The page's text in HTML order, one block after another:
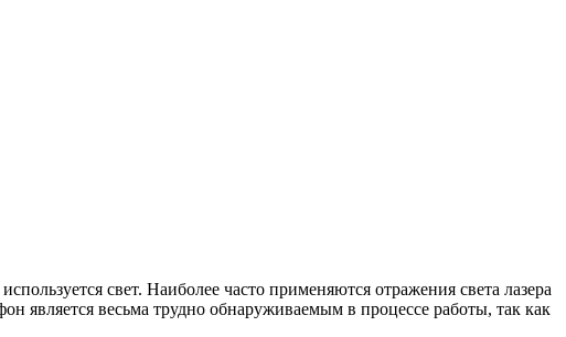
свет. Наиболее часто применяются отражения света лазера
является весьма трудно обнаруживаемым в процессе работы, так как